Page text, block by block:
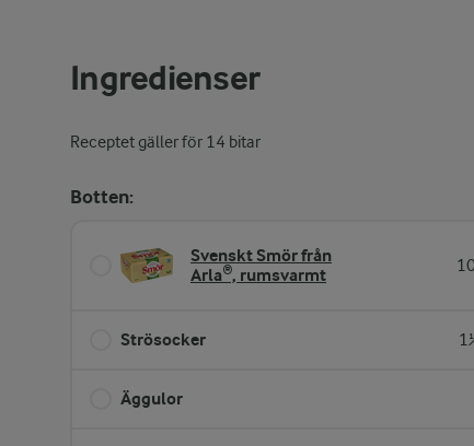
Ingredienser
Receptet gäller för 14 bitar
Botten:
Svenskt Smör från
Arla®, rumsvarmt
Strösocker
Äggulor